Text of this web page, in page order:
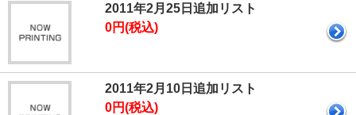
2011年2月25日追加リスト
0円(税込)
2011年2月10日追加リスト
0円(税込)